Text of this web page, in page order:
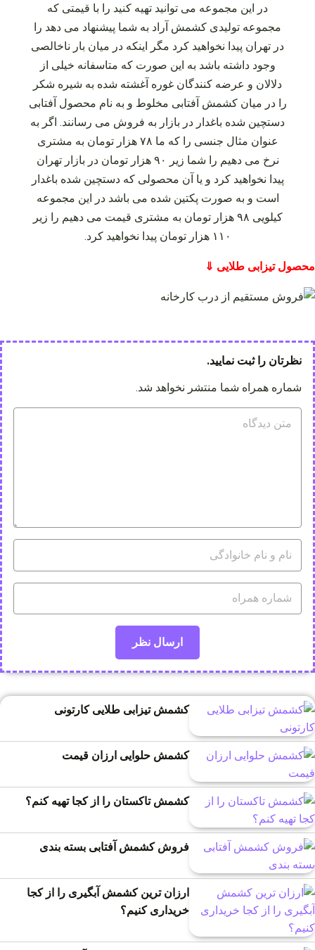
در این مجموعه می‌ توانید تهیه کنید را با قیمتی که
مجموعه تولیدی کشمش آراد به شما پیشنهاد می‌ دهد را
در تهران پیدا نخواهید کرد مگر اینکه در میان بار ناخالصی
وجود داشته باشد به این صورت که متاسفانه خیلی از
دلالان و عرضه کنندگان غوره آغشته شده به شیره شکر
را در میان کشمش آفتابی مخلوط و به نام محصول آفتابی
دستچین شده باغدار در بازار به فروش می‌ رسانند. اگر به
عنوان مثال جنسی را که ما ۷۸ هزار تومان به مشتری
نرخ می‌ دهیم را شما زیر ۹۰ هزار تومان در بازار تهران
پیدا نخواهید کرد و یا آن محصولی که دستچین شده باغدار
است و به صورت پکتین شده می‌ باشد در این مجموعه
کیلویی ۹۸ هزار تومان به مشتری قیمت می‌ دهیم را زیر
۱۱۰ هزار تومان پیدا نخواهید کرد.
محصول تیزابی طلایی ⇓
نظرتان را ثبت نمایید.
شماره همراه شما منتشر نخواهد شد.
کشمش تیزابی طلایی کارتونی
کشمش حلوایی ارزان قیمت
کشمش تاکستان را از کجا تهیه کنم؟
فروش کشمش آفتابی بسته بندی
ارزان ترین کشمش آبگیری را از کجا
خریداری کنیم؟